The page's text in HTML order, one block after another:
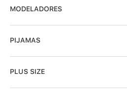
MODELADORES
PIJAMAS
PLUS SIZE